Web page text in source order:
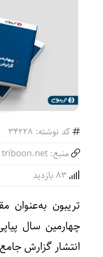
کد نوشته: 34228
منبع: triboon.net
تریبون به‌عنوان
چهارمین سال